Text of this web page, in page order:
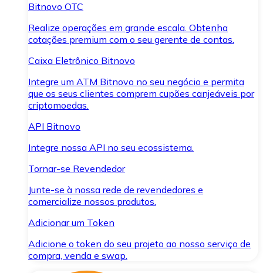
Bitnovo OTC
Realize operações em grande escala. Obtenha
cotações premium com o seu gerente de contas.
Caixa Eletrônico Bitnovo
Integre um ATM Bitnovo no seu negócio e permita
que os seus clientes comprem cupões canjeáveis por
criptomoedas.
API Bitnovo
Integre nossa API no seu ecossistema.
Tornar-se Revendedor
Junte-se à nossa rede de revendedores e
comercialize nossos produtos.
Adicionar um Token
Adicione o token do seu projeto ao nosso serviço de
compra, venda e swap.